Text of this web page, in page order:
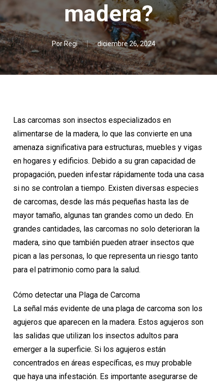
madera?
PorRegi diciembre 26, 2024
Las carcomas son insectos especializados en
alimentarse de la madera, lo que las convierte en una
amenaza significativa para estructuras, muebles y vigas
en hogares y edificios. Debido a su gran capacidad de
propagación, pueden infestar rápidamente toda una casa
si no se controlan a tiempo. Existen diversas especies
de carcomas, desde las más pequeñas hasta las de
mayor tamaño, algunas tan grandes como un dedo. En
grandes cantidades, las carcomas no solo deterioran la
madera, sino que también pueden atraer insectos que
pican a las personas, lo que representa un riesgo tanto
para el patrimonio como para la salud.
Cómo detectar una Plaga de Carcoma
La señal más evidente de una plaga de carcoma son los
agujeros que aparecen en la madera. Estos agujeros son
las salidas que utilizan los insectos adultos para
emerger a la superficie. Si los agujeros están
concentrados en áreas específicas, es muy probable
que haya una infestación. Es importante asegurarse de